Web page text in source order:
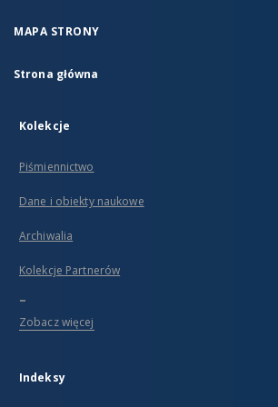
MAPA STRONY
Strona główna
Kolekcje
Piśmiennictwo
Dane i obiekty naukowe
Archiwalia
Kolekcje Partnerów
...
Zobacz więcej
Indeksy